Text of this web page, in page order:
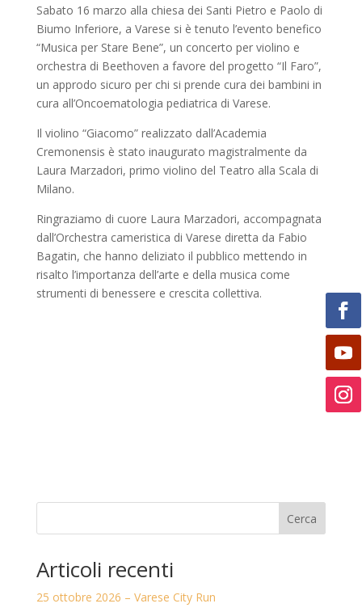
Sabato 16 marzo alla chiesa dei Santi Pietro e Paolo di
Biumo Inferiore, a Varese si è tenuto l’evento benefico
“Musica per Stare Bene”, un concerto per violino e
orchestra di Beethoven a favore del progetto “Il Faro”,
un approdo sicuro per chi si prende cura dei bambini in
cura all’Oncoematologia pediatrica di Varese.
Il violino “Giacomo” realizzato dall’Academia
Cremonensis è stato inaugurato magistralmente da
Laura Marzadori, primo violino del Teatro alla Scala di
Milano.
Ringraziamo di cuore Laura Marzadori, accompagnata
dall’Orchestra cameristica di Varese diretta da Fabio
Bagatin, che hanno deliziato il pubblico mettendo in
risalto l’importanza dell’arte e della musica come
strumenti di benessere e crescita collettiva.
Cerca
Articoli recenti
25 ottobre 2026 – Varese City Run